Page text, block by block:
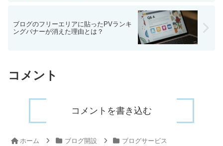
ブログのフリーエリアに貼ったPVランキ
ングバナーが消えた理由とは？
コメント
コメントを書き込む
ホーム ブログ開設 ブログサービス